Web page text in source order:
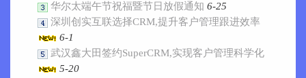
华尔太端午节祝福暨节日放假通知 6-25
深圳创实互联选择CRM,提升客户管理跟进效率
6-1
武汉鑫大田签约SuperCRM,实现客户管理科学化
5-20